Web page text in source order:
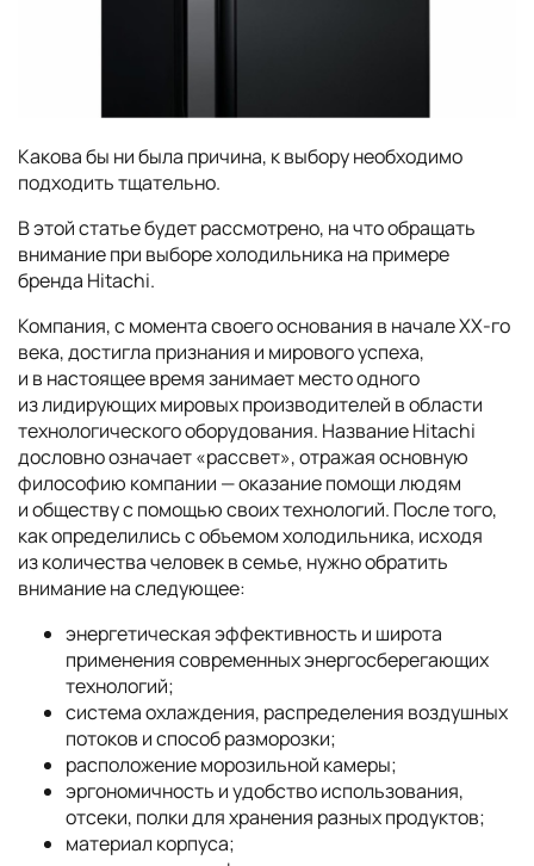
Какова бы ни была причина, к выбору необходимо
подходить тщательно.
В этой статье будет рассмотрено, на что обращать
внимание при выборе холодильника на примере
бренда Hitachi.
Компания, с момента своего основания в начале XX-го
века, достигла признания и мирового успеха,
и в настоящее время занимает место одного
из лидирующих мировых производителей в области
технологического оборудования. Название Hitachi
дословно означает «рассвет», отражая основную
философию компании — оказание помощи людям
и обществу с помощью своих технологий. После того,
как определились с объемом холодильника, исходя
из количества человек в семье, нужно обратить
внимание на следующее:
энергетическая эффективность и широта
применения современных энергосберегающих
технологий;
система охлаждения, распределения воздушных
потоков и способ разморозки;
расположение морозильной камеры;
эргономичность и удобство использования,
отсеки, полки для хранения разных продуктов;
материал корпуса;